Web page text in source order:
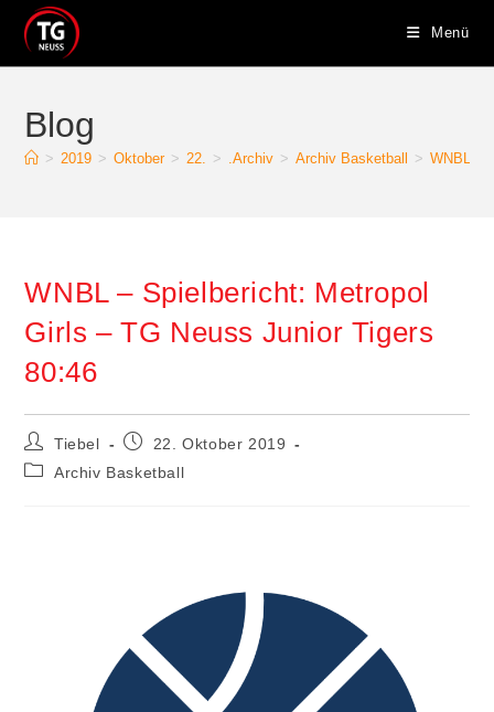
Inhalt
springen
Menü
Blog
> 2019 > Oktober > 22. > .Archiv > Archiv Basketball > WNBL –
WNBL – Spielbericht: Metropol
Girls – TG Neuss Junior Tigers
80:46
Beitrags-
Autor:
Tiebel
Beitrag22. Oktober 2019
Beitrags-
Archiv Basketball